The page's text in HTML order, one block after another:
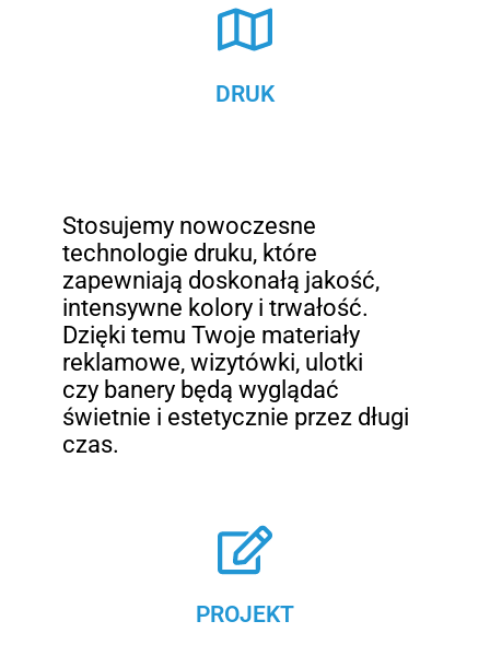
PROJEKT
DRUK
Stosujemy nowoczesne
technologie druku, które
zapewniają doskonałą jakość,
intensywne kolory i trwałość.
Dzięki temu Twoje materiały
reklamowe, wizytówki, ulotki
czy banery będą wyglądać
świetnie i estetycznie przez długi
czas.